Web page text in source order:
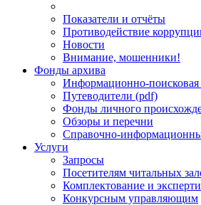
Показатели и отчёты
Противодействие
Новости
Внимание, мошенники!
Фонды архива
Информационно-поисковая
Путеводители (pdf)
Фонды личного
Обзоры и перечни
Справочно-
Услуги
Запросы
Посетителям читальных
Комплектование и
Конкурсным управляющим